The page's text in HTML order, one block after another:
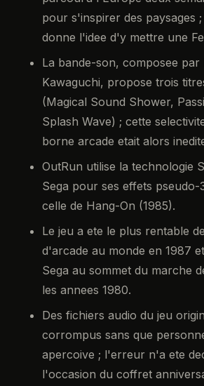
pour s'inspirer des paysages
donne l'idee d'y mettre une
La bande-son, composee par
Kawaguchi, propose trois
(Magical Sound Shower,
Splash Wave) ; cette
borne arcade etait alors
OutRun utilise la technologie
Sega pour ses effets pseudo-
celle de Hang-On (1985).
Le jeu a ete le plus rentable
d'arcade au monde en 1987
Sega au sommet du marche
les annees 1980.
Des fichiers audio du jeu
corrompus sans que
apercoive ; l'erreur n'a ete
l'occasion du coffret